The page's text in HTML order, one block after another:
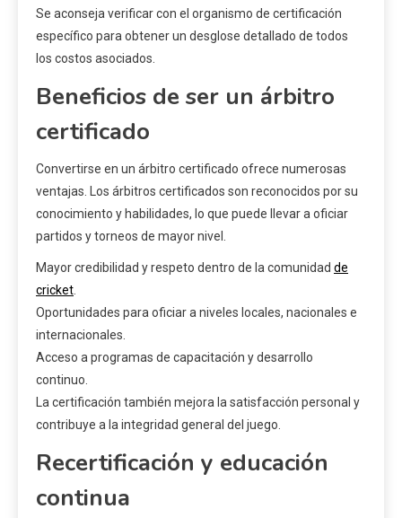
Se aconseja verificar con el organismo de certificación
específico para obtener un desglose detallado de todos
los costos asociados.
Beneficios de ser un árbitro
certificado
Convertirse en un árbitro certificado ofrece numerosas
ventajas. Los árbitros certificados son reconocidos por su
conocimiento y habilidades, lo que puede llevar a oficiar
partidos y torneos de mayor nivel.
Mayor credibilidad y respeto dentro de la comunidad de
cricket.
Oportunidades para oficiar a niveles locales, nacionales e
internacionales.
Acceso a programas de capacitación y desarrollo
continuo.
La certificación también mejora la satisfacción personal y
contribuye a la integridad general del juego.
Recertificación y educación
continua